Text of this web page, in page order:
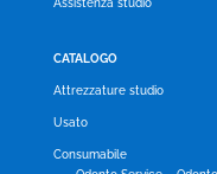
Assistenza studio
CATALOGO
Attrezzature studio
Usato
Consumabile